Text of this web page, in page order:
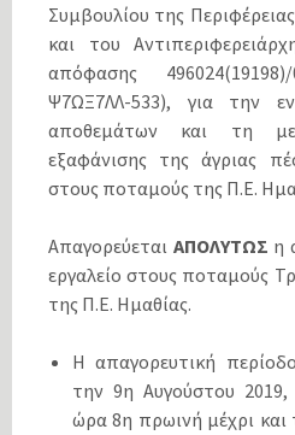
Συμβουλίου της
και του
απόφασης
Ψ7ΩΞ7ΛΛ-533), για την
αποθεμάτων και τη
εξαφάνισης της άγριας
στους ποταμούς της Π.Ε.
Απαγορεύεται ΑΠΟΛΥΤΩΣ η
εργαλείο στους ποταμούς
της Π.Ε. Ημαθίας.
Η απαγορευτική
την 9η Αυγούστου
ώρα 8η πρωινή μέχρι και